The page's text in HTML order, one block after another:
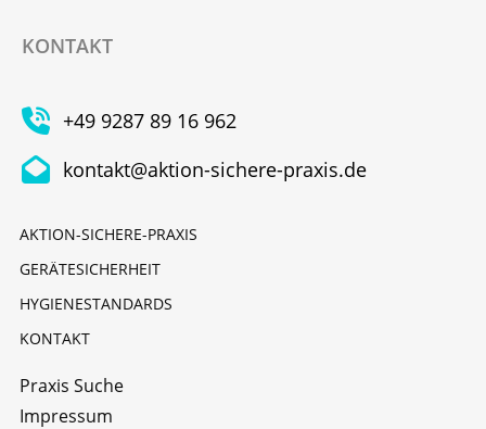
KONTAKT
+49 9287 89 16 962
kontakt@aktion-sichere-praxis.de
AKTION-SICHERE-PRAXIS
GERÄTESICHERHEIT
HYGIENESTANDARDS
KONTAKT
Praxis Suche
Impressum